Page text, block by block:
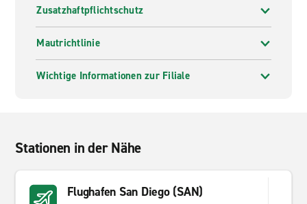
Zusatzhaftpflichtschutz
Mautrichtlinie
Wichtige Informationen zur Filiale
Stationen in der Nähe
Flughafen San Diego (SAN)